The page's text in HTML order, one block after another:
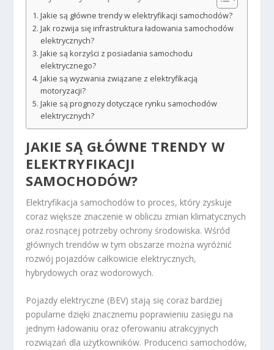
Jakie są główne trendy w elektryfikacji samochodów?
Jak rozwija się infrastruktura ładowania samochodów
elektrycznych?
Jakie są korzyści z posiadania samochodu
elektrycznego?
Jakie są wyzwania związane z elektryfikacją
motoryzacji?
Jakie są prognozy dotyczące rynku samochodów
elektrycznych?
JAKIE SĄ GŁÓWNE TRENDY W
ELEKTRYFIKACJI
SAMOCHODÓW?
Elektryfikacja samochodów to proces, który zyskuje
coraz większe znaczenie w obliczu zmian klimatycznych
oraz rosnącej potrzeby ochrony środowiska. Wśród
głównych trendów w tym obszarze można wyróżnić
rozwój pojazdów całkowicie elektrycznych,
hybrydowych oraz wodorowych.
Pojazdy elektryczne (BEV) stają się coraz bardziej
popularne dzięki znacznemu poprawieniu zasięgu na
jednym ładowaniu oraz oferowaniu atrakcyjnych
rozwiązań dla użytkowników. Producenci samochodów,